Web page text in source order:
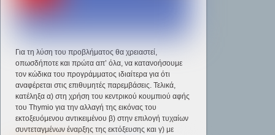
Για τη λύση του προβλήματος θα χρειαστεί,
οπωσδήποτε και πρώτα απ’ όλα, να κατανοήσουμε
τον κώδικα του προγράμματος ιδιαίτερα για ότι
αναφέρεται στις επιθυμητές παρεμβάσεις. Τελικά,
κατέληξα α) στη χρήση του κεντρικού κουμπιού αφής
του Thymio για την αλλαγή της εικόνας του
εκτοξευόμενου αντικειμένου β) στην επιλογή τυχαίων
συντεταγμένων έναρξης της εκτόξευσης και γ) με